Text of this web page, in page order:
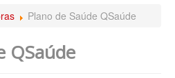
Plano de Saúde QSaúde
QSaúde